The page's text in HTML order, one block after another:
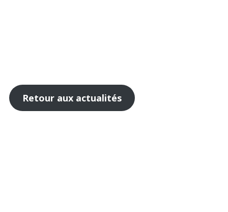
Retour aux actualités